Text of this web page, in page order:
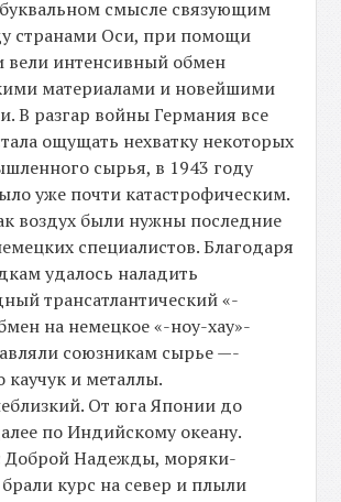
буквальном смысле связующим
странами Оси, при помощи
вели интенсивный обмен
материалами и новейшими
В разгар войны Германия все
ощущать нехватку некоторых
сырья, в 1943 году
уже почти катастрофическим.
воздух были нужны последние
специалистов. Благодаря
удалось наладить
трансатлантический «-
на немецкое «-ноу-хау»-
союзникам сырье —-
каучук и металлы.
От юга Японии до
по Индийскому океану.
Доброй Надежды, моряки-
курс на север и плыли